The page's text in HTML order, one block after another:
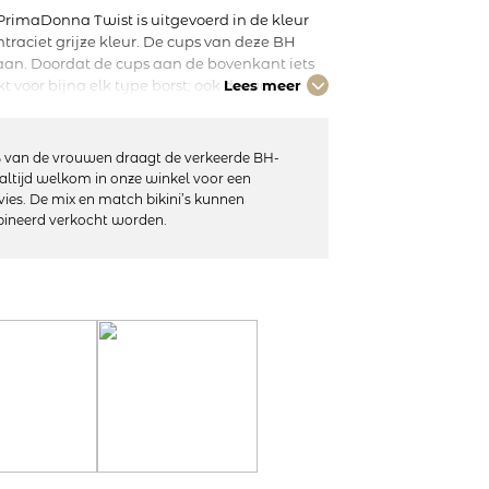
Twist is uitgevoerd in de kleur
grijze kleur. De cups van deze BH
Doordat de cups aan de bovenkant iets
voor bijna elk type borst; ook de wat
BH met de andere items uit de East End
Charbon is net zo tijdloos als zwart,
met je huid.
Lees meer
van de vrouwen draagt de verkeerde BH-
welkom in onze winkel voor een
De mix en match bikini’s kunnen
verkocht worden.